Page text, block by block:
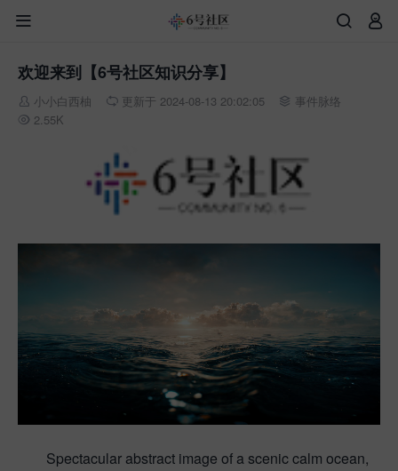



欢迎来到【6号社区知识分享】
 小小白西柚  更新于 2024-08-13 20:02:05  事件脉络
 2.55K
Spectacular abstract image of a scenic calm ocean,